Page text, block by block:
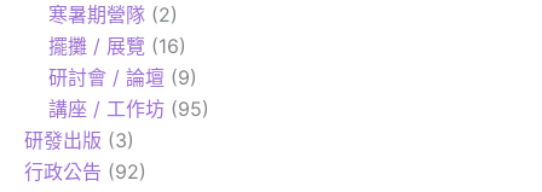
寒暑期營隊 (2)
擺攤 / 展覽 (16)
研討會 / 論壇 (9)
講座 / 工作坊 (95)
研發出版 (3)
行政公告 (92)